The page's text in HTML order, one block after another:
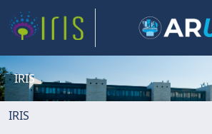
IRIS
IRIS